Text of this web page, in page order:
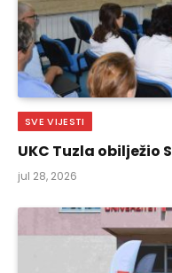
SVE VIJESTI
UKC Tuzla
jul 28, 2026